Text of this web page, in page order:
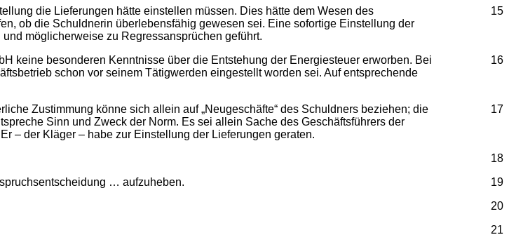
15
die Lieferungen hätte einstellen müssen. Dies hätte dem Wesen des
ob die Schuldnerin überlebensfähig gewesen sei. Eine sofortige Einstellung der
möglicherweise zu Regressansprüchen geführt.
16
keine besonderen Kenntnisse über die Entstehung der Energiesteuer erworben. Bei
schon vor seinem Tätigwerden eingestellt worden sei. Auf entsprechende
17
Zustimmung könne sich allein auf „Neugeschäfte“ des Schuldners beziehen; die
Sinn und Zweck der Norm. Es sei allein Sache des Geschäftsführers der
– der Kläger – habe zur Einstellung der Lieferungen geraten.
18
19
… aufzuheben.
20
21